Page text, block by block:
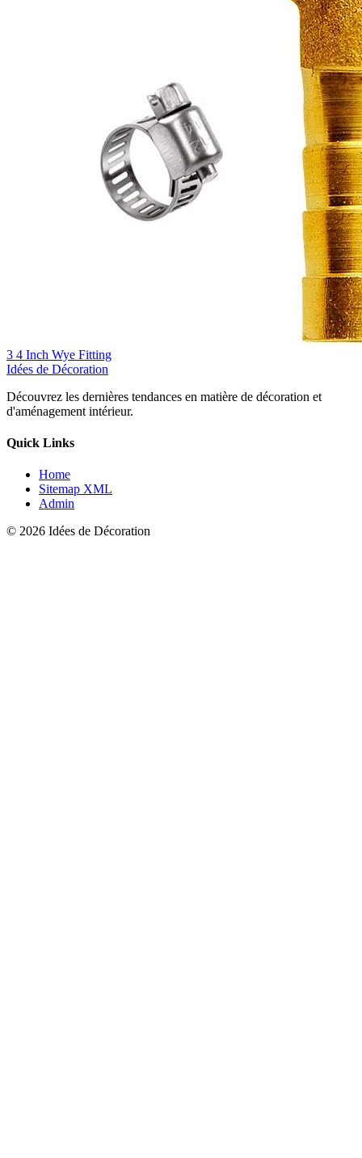
3 4 Inch Wye Fitting
Idées de Décoration
Découvrez les dernières tendances en matière de décoration et
d'aménagement intérieur.
Quick Links
Home
Sitemap XML
Admin
© 2026 Idées de Décoration